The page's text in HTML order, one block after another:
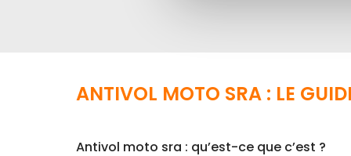
ANTIVOL MOTO SRA : LE
Antivol moto sra : qu’est-ce que c’est ?